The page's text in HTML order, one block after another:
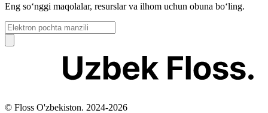
Eng so‘nggi maqolalar, resurslar va ilhom uchun obuna bo‘ling.
© Floss O'zbekiston. 2024-2026